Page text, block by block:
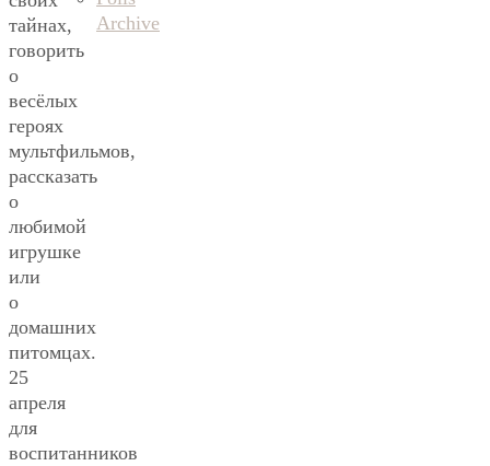
тайнах,
говорить
о
весёлых
героях
мультфильмов,
рассказать
о
любимой
игрушке
или
о
домашних
питомцах.
25
апреля
для
воспитанников
Archive